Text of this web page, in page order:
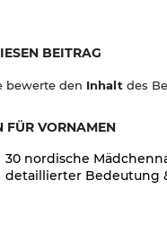
BEITRAG
bewerte den Inhalt des
FÜR VORNAMEN
30 nordische
detaillierter Bedeutung